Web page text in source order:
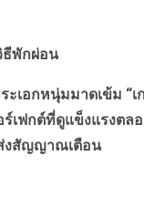
ธีพักผ่อน
อกหนุ่มมาดเข้ม “เ
เฟกต์ที่ดูแข็งแรงตล
งสัญญาณเตือน